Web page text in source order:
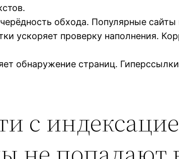
обхода. Популярные
ускоряет проверку наполнения.
обнаружение страниц.
с